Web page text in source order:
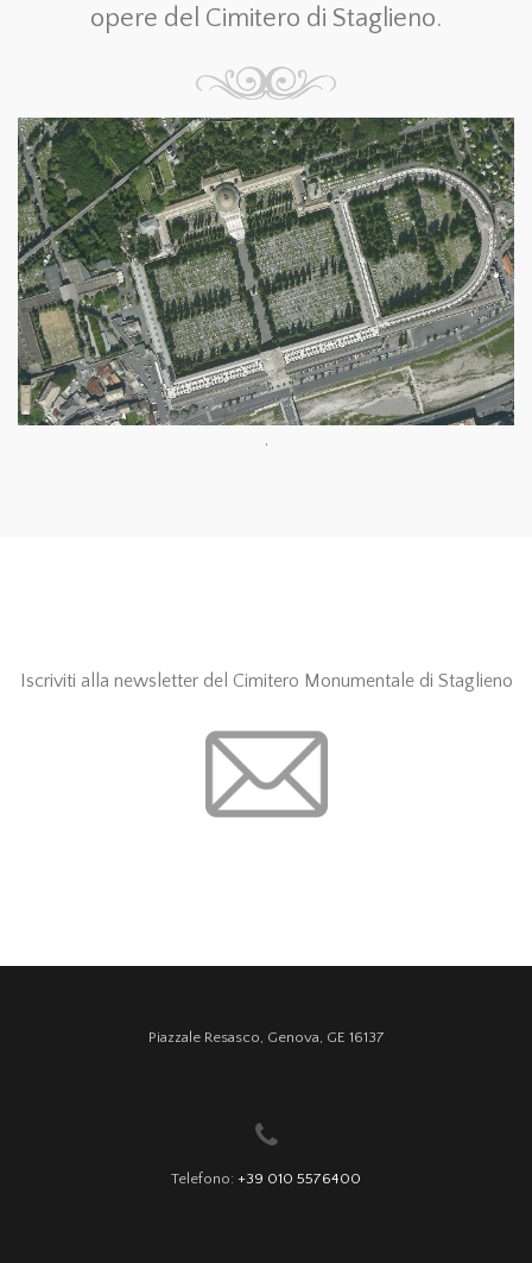
opere del Cimitero di Staglieno.
.
Iscriviti alla newsletter del Cimitero Monumentale di Staglieno
Piazzale Resasco, Genova, GE 16137
Telefono: +39 010 5576400